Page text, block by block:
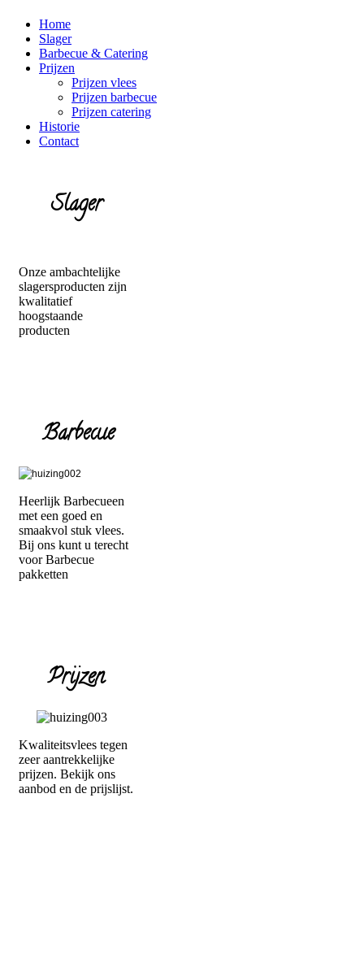
Home
Slager
Barbecue & Catering
Prijzen
Prijzen vlees
Prijzen barbecue
Prijzen catering
Historie
Contact
Slager
Onze ambachtelijke
slagersproducten zijn
kwalitatief
hoogstaande
producten
Barbecue
Heerlijk Barbecueen
met een goed en
smaakvol stuk vlees.
Bij ons kunt u terecht
voor Barbecue
pakketten
Prijzen
Kwaliteitsvlees tegen
zeer aantrekkelijke
prijzen. Bekijk ons
aanbod en de prijslijst.